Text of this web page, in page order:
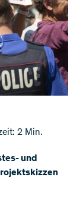
2 Min.
und